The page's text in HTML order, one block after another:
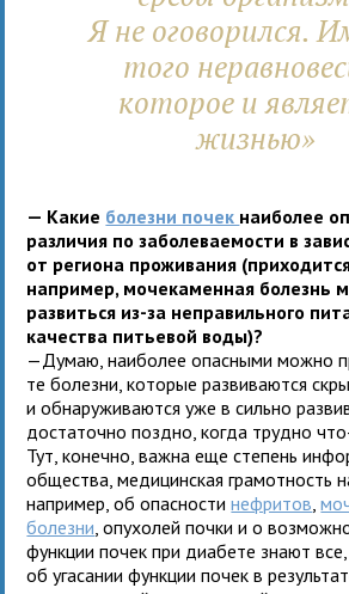
Я не оговорился.
того
которое и
жизнью»
— Какие болезни почек наиболее
различия по заболеваемости в
от региона проживания
например, мочекаменная болезнь
развиться из-за неправильного
качества питьевой воды)?
—Думаю, наиболее опасными можно
те болезни, которые развиваются
и обнаруживаются уже в сильно
достаточно поздно, когда трудно
Тут, конечно, важна еще степень
общества, медицинская грамотность
например, об опасностинефритов ,
болезни , опухолей почки и о
функции почек при диабете знают
об угасании функции почек в